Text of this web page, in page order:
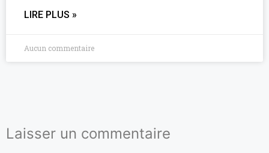
LIRE PLUS »
Aucun commentaire
Laisser un commentaire